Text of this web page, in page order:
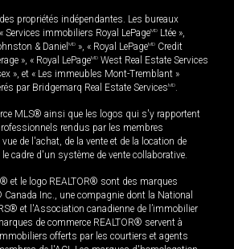
propriétés indépendantes. Les bureaux
Services immobiliers Royal LePageMD Ltée »,
& Daniel MD », « Royal LePageMD Credit
», « Royal LePageMD West Real Estate Services
», et « Les immeubles Mont-Tremblant »
par Bridgemarq Real Estate ServicesMD.
MLS® ainsi que les logos qui s'y rapportent
rendus par les membres
de l'achat, de la vente et de la location de
cadre d'un système de vente collaborative.
et le logo REALTOR® sont des marques
Canada Inc., une compagnie dont la National
et l'Association canadienne de l’immobilier
de commerce REALTOR® servent à
offerts par les courtiers et agents